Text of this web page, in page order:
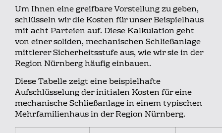
Um Ihnen eine greifbare Vorstellung zu geben,
schlüsseln wir die Kosten für unser Beispielhaus
mit acht Parteien auf. Diese Kalkulation geht
von einer soliden, mechanischen Schließanlage
mittlerer Sicherheitsstufe aus, wie wir sie in der
Region Nürnberg häufig einbauen.
Diese Tabelle zeigt eine beispielhafte
Aufschlüsselung der initialen Kosten für eine
mechanische Schließanlage in einem typischen
Mehrfamilienhaus in der Region Nürnberg.